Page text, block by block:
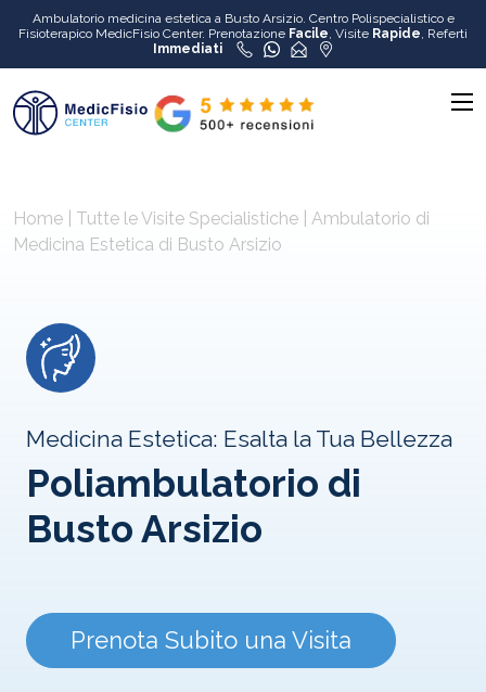
Ambulatorio medicina estetica a Busto Arsizio. Centro Polispecialistico e
Fisioterapico MedicFisio Center. Prenotazione Facile, Visite Rapide, Referti
Immediati
Home Tutte le Visite Specialistiche
Ambulatorio di
Medicina Estetica di Busto Arsizio
Medicina Estetica: Esalta la Tua Bellezza
Poliambulatorio di
Busto Arsizio
Prenota Subito una Visita